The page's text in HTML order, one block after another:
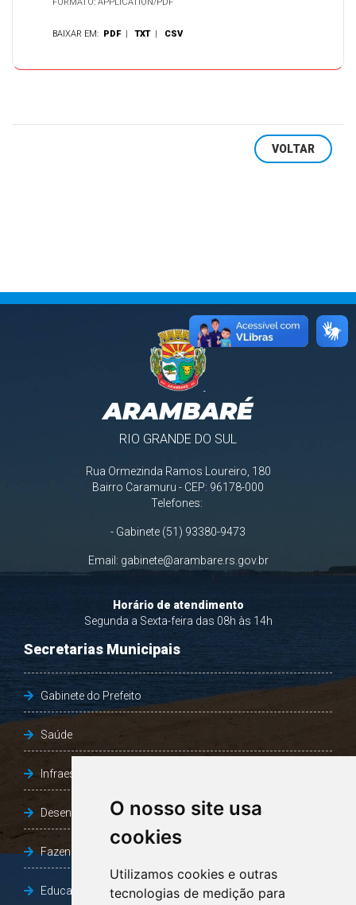
O nosso site usa
cookies
Utilizamos cookies e outras
tecnologias de medição para
BAIXAR EM: PDF |TXT | CSV
VOLTAR
ARAMBARÉ
RIO GRANDE DO SUL
Rua Ormezinda Ramos Loureiro, 180
Bairro Caramuru - CEP: 96178-000
Telefones:
- Gabinete (51) 93380-9473
Email: gabinete@arambare.rs.gov.br
Horário de atendimento
Segunda a Sexta-feira das 08h às 14h
Secretarias Municipais
Gabinete do Prefeito
Saúde
Infraestrutura, Agricultura e Meio Ambiente
Desenvolvimento Social
Fazenda e Desenvolvimento Econômico
Educação